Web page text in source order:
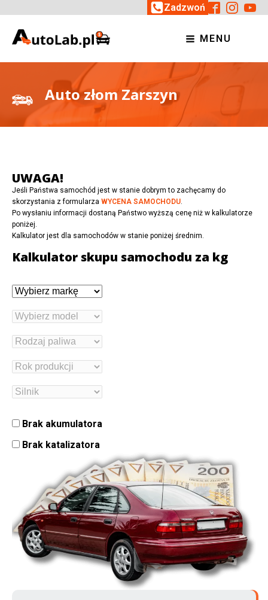
Zadzwoń
MENU
Auto złom Zarszyn
UWAGA!
Jeśli Państwa samochód jest w stanie dobrym to zachęcamy do
skorzystania z formularza WYCENA SAMOCHODU.
Po wysłaniu informacji dostaną Państwo wyższą cenę niż w kalkulatorze
poniżej.
Kalkulator jest dla samochodów w stanie poniżej średnim.
Kalkulator skupu samochodu za kg
Brak akumulatora
Brak katalizatora